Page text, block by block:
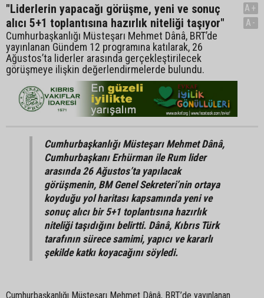
"Liderlerin yapacağı görüşme, yeni ve sonuç
alıcı 5+1 toplantısına hazırlık niteliği taşıyor"
Cumhurbaşkanlığı Müsteşarı Mehmet Dânâ, BRT’de
yayınlanan Gündem 12 programına katılarak, 26
Ağustos’ta liderler arasında gerçekleştirilecek
görüşmeye ilişkin değerlendirmelerde bulundu.
A+
A-
Cumhurbaşkanlığı Müsteşarı Mehmet Dânâ,
Cumhurbaşkanı Erhürman ile Rum lider
arasında 26 Ağustos’ta yapılacak
görüşmenin, BM Genel Sekreteri’nin ortaya
koyduğu yol haritası kapsamında yeni ve
sonuç alıcı bir 5+1 toplantısına hazırlık
niteliği taşıdığını belirtti. Dânâ, Kıbrıs Türk
tarafının sürece samimi, yapıcı ve kararlı
şekilde katkı koyacağını söyledi.
Cumhurbaşkanlığı Müsteşarı Mehmet Dânâ, BRT’de yayınlanan